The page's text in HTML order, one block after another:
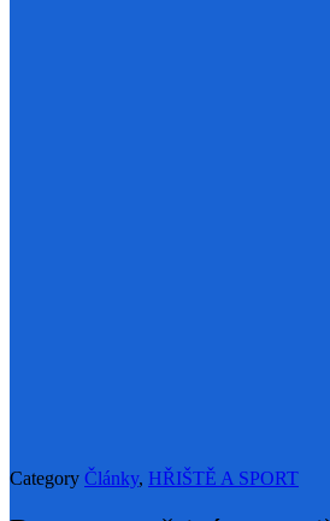
Category Články, HŘIŠTĚ A SPORT